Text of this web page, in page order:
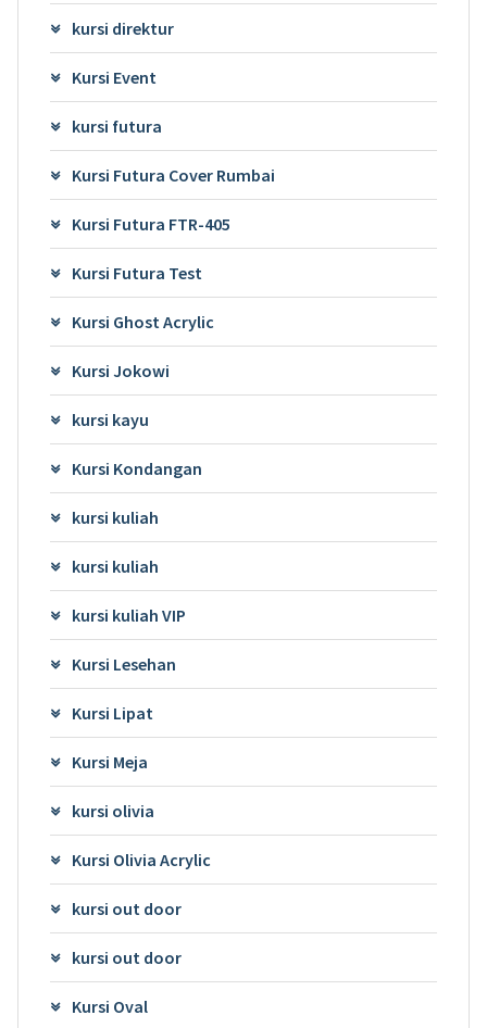
kursi direktur
Kursi Event
kursi futura
Kursi Futura Cover Rumbai
Kursi Futura FTR-405
Kursi Futura Test
Kursi Ghost Acrylic
Kursi Jokowi
kursi kayu
Kursi Kondangan
kursi kuliah
kursi kuliah
kursi kuliah VIP
Kursi Lesehan
Kursi Lipat
Kursi Meja
kursi olivia
Kursi Olivia Acrylic
kursi out door
kursi out door
Kursi Oval